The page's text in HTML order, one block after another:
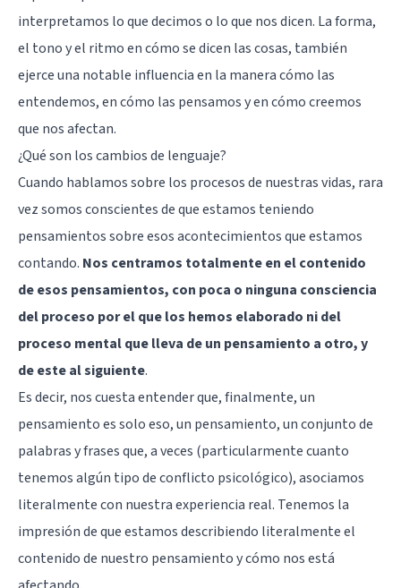
interpretamos lo que decimos o lo que nos dicen. La forma,
el tono y el ritmo en cómo se dicen las cosas, también
ejerce una notable influencia en la manera cómo las
entendemos, en cómo las pensamos y en cómo creemos
que nos afectan.
¿Qué son los cambios de lenguaje?
Cuando hablamos sobre los procesos de nuestras vidas, rara
vez somos conscientes de que estamos teniendo
pensamientos sobre esos acontecimientos que estamos
contando. Nos centramos totalmente en el contenido
de esos pensamientos, con poca o ninguna consciencia
del proceso por el que los hemos elaborado ni del
proceso mental que lleva de un pensamiento a otro, y
de este al siguiente.
Es decir, nos cuesta entender que, finalmente, un
pensamiento es solo eso, un pensamiento, un conjunto de
palabras y frases que, a veces (particularmente cuanto
tenemos algún tipo de conflicto psicológico), asociamos
literalmente con nuestra experiencia real. Tenemos la
impresión de que estamos describiendo literalmente el
contenido de nuestro pensamiento y cómo nos está